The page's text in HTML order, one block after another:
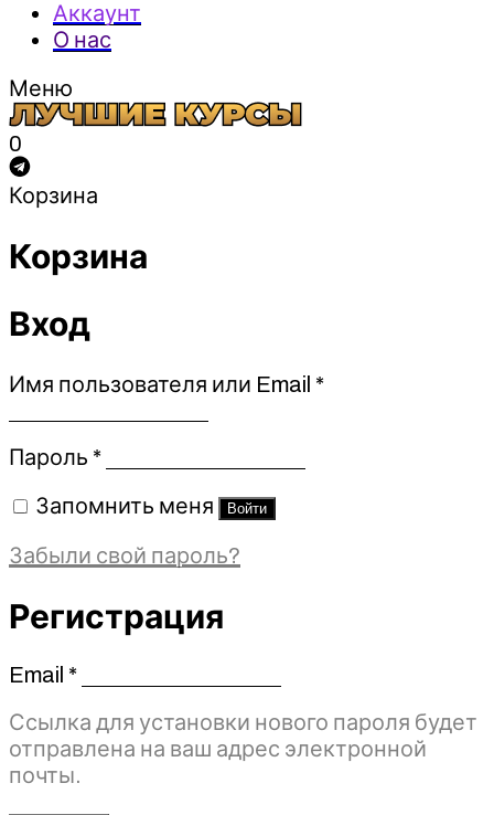
Аккаунт
О нас
Меню
0
Корзина
Корзина
Вход
Имя пользователя или Email *Обязательно
Пароль *Обязательно
Запомнить меня Войти
Забыли свой пароль?
Регистрация
Email *Обязательно
Ссылка для установки нового пароля будет
отправлена ​​на ваш адрес электронной
почты.